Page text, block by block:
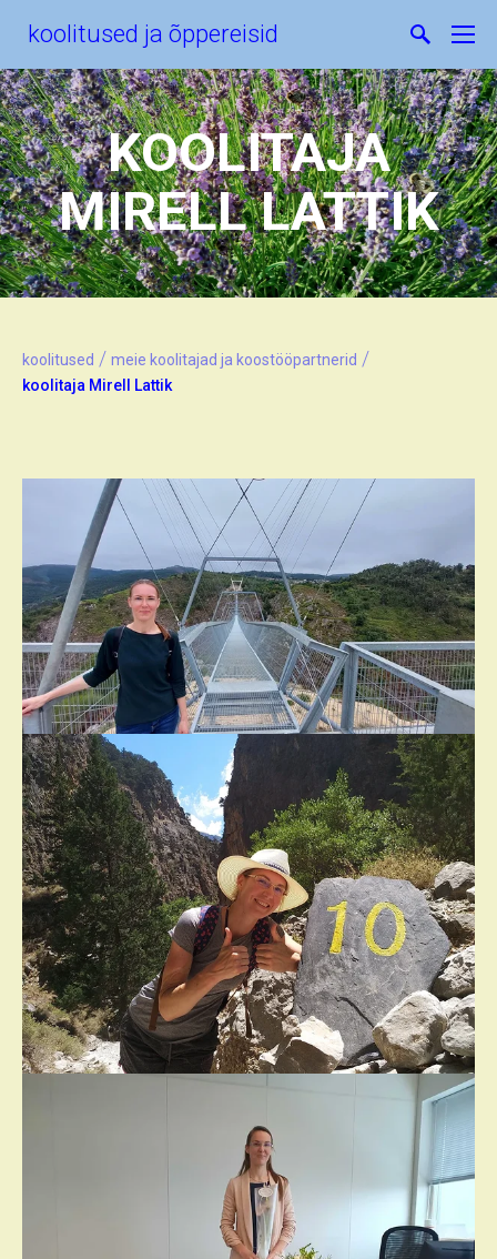
koolitused ja õppereisid
KOOLITAJA
MIRELL LATTIK
koolitused / meie koolitajad ja koostööpartnerid /
koolitaja Mirell Lattik